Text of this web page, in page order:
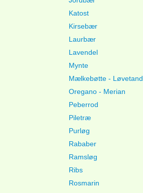
Katost
Kirsebær
Laurbær
Lavendel
Mynte
Mælkebøtte - Løvetand
Oregano - Merian
Peberrod
Piletræ
Purløg
Rababer
Ramsløg
Ribs
Rosmarin